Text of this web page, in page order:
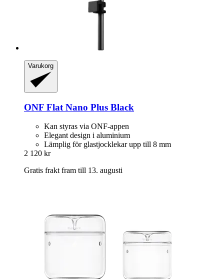
Varukorg
ONF Flat Nano Plus Black
Kan styras via ONF-appen
Elegant design i aluminium
Lämplig för glastjocklekar upp till 8 mm
2 120 kr
Gratis frakt fram till 13. augusti